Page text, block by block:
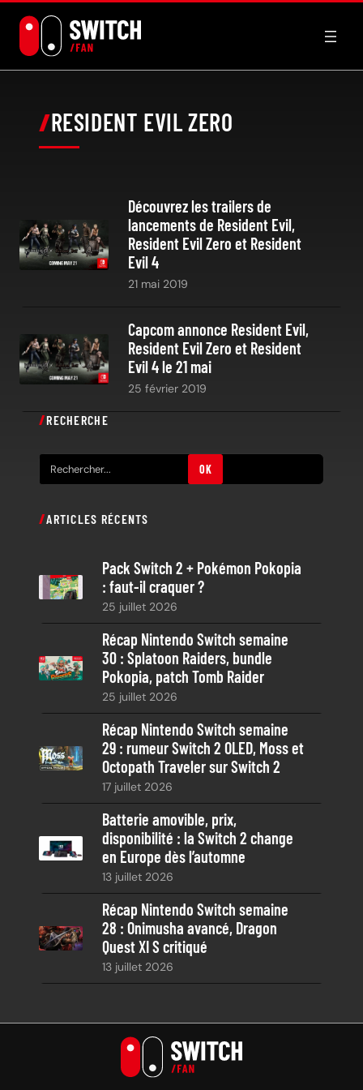
contenu
RESIDENT EVIL ZERO
Découvrez les trailers de
lancements de Resident Evil,
Resident Evil Zero et Resident
Evil 4
21 mai 2019
Capcom annonce Resident Evil,
Resident Evil Zero et Resident
Evil 4 le 21 mai
25 février 2019
RECHERCHE
e
h
OK
ARTICLES RÉCENTS
Pack Switch 2 + Pokémon Pokopia
: faut-il craquer ?
25 juillet 2026
Récap Nintendo Switch semaine
30 : Splatoon Raiders, bundle
Pokopia, patch Tomb Raider
25 juillet 2026
Récap Nintendo Switch semaine
29 : rumeur Switch 2 OLED, Moss et
Octopath Traveler sur Switch 2
17 juillet 2026
Batterie amovible, prix,
disponibilité : la Switch 2 change
en Europe dès l’automne
13 juillet 2026
Récap Nintendo Switch semaine
28 : Onimusha avancé, Dragon
Quest XI S critiqué
13 juillet 2026